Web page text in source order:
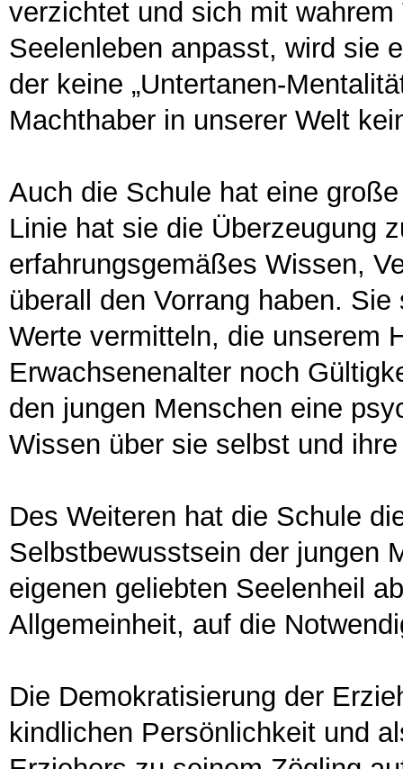
verzichtet und sich mit
Seelenleben anpasst, wird sie
der keine „Untertanen-
Machthaber in unserer Welt
Auch die Schule hat eine
Linie hat sie die Überzeugung
erfahrungsgemäßes Wissen,
überall den Vorrang haben.
Werte vermitteln, die unserem
Erwachsenenalter noch
den jungen Menschen eine
Wissen über sie selbst und
Des Weiteren hat die Schule
Selbstbewusstsein der jungen
eigenen geliebten Seelenheil
Allgemeinheit, auf die
Die Demokratisierung der
kindlichen Persönlichkeit und